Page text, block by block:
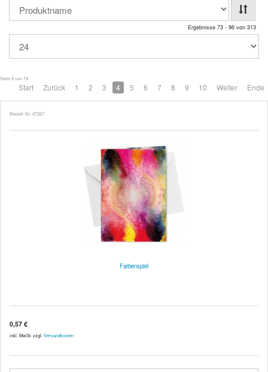
Ergebnisse 73 - 96 von 313
Seite 4 von 14
Start Zurück 1 2 3 4 5 6 7 8 9 10 Weiter Ende
Bestell-Nr. 47267
Farbenspiel
0,57 €
inkl. MwSt. zzgl. Versandkosten